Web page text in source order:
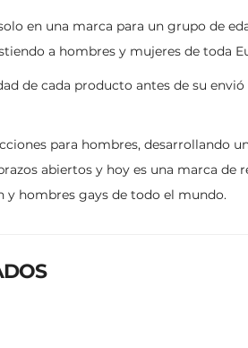
en una marca para un grupo de
a hombres y mujeres de toda
de cada producto antes de su envió
para hombres, desarrollando
abiertos y hoy es una marca de
y hombres gays de todo el mundo.